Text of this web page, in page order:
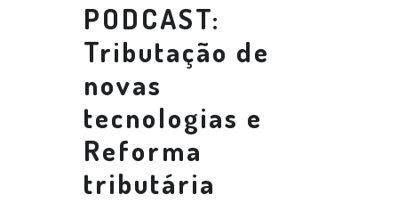
PODCAST:
Tributação de
novas
tecnologias e
Reforma
tributária